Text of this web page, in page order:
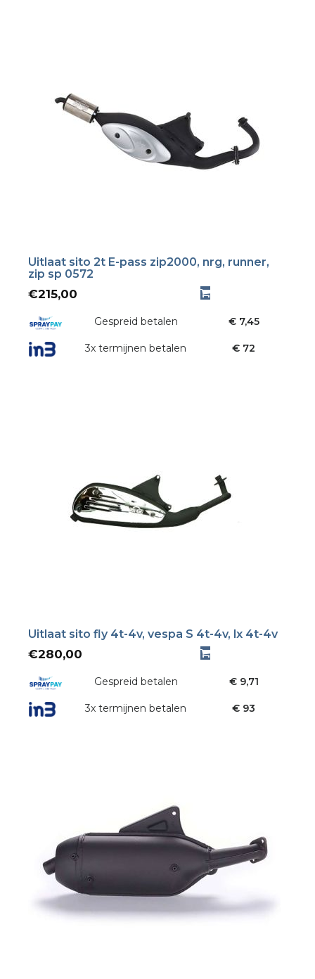
Uitlaat sito 2t E-pass zip2000, nrg, runner,
zip sp 0572
€215,00
Gespreid betalen € 7,45
3x termijnen betalen € 72
Uitlaat sito fly 4t-4v, vespa S 4t-4v, lx 4t-4v
€280,00
Gespreid betalen € 9,71
3x termijnen betalen € 93